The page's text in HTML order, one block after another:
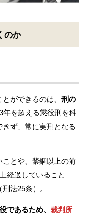
のか
ができるのは、 刑の
年を超える懲役刑を科
ず、常に実刑となる
ことや、禁錮以上の前
経過していること
法25条）。
であるため、 裁判所